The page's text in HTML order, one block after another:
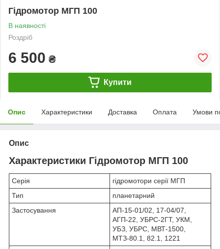
Гідромотор МГП 100
В наявності
Роздріб
6 500 ₴
Купити
Опис Характеристики Доставка Оплата Умови
Опис
Характеристики Гідромотор МГП 100
Серія
гідромотори серії МГП
Тип
планетарний
Застосування
АП-15-01/02, 17-04/07,
АГП-22, УБРС-2ГТ, УКМ,
УБЗ, УБРС, МВТ-1500,
МТЗ-80.1, 82.1, 1221